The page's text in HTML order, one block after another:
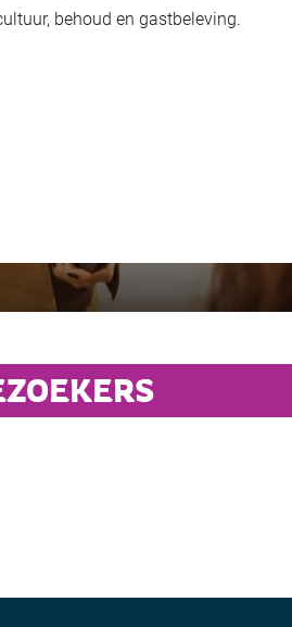
behoud en gastbeleving.